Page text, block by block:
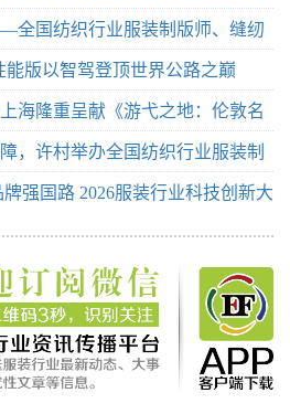
全国纺织行业服装制版师、缝纫
赛
能版以智驾登顶世界公路之巅
海隆重呈献《游弋之地：伦敦名
兽首系列十周年传奇篇章
，许村举办全国纺织行业服装制
选拔赛
强国路 2026服装行业科技创新大